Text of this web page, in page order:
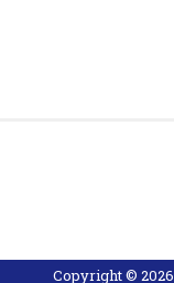
Copyright © 2026